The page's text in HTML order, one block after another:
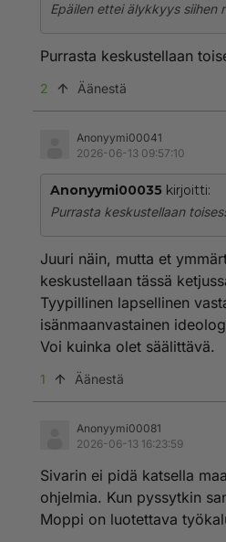
Epäilen ettei älykkyys siihen
Purrasta keskustellaan
2 Äänestä
Anonyymi00041
2026-06-13 09:57:10
Anonyymi00035 kirjoitti:
Purrasta keskustellaan
Juuri näin, mutta et
keskustellaan tässä
Tyypillinen lapsellinen
isänmaanvastainen
Voi kuinka olet säälittävä.
1 Äänestä
Anonyymi00081
2026-06-13 16:23:59
Sivarin ei pidä katsella
ohjelmia. Kun pyssytkin
Moppi on luotettava